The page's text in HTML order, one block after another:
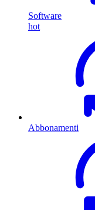
Software
hot
Abbonamenti